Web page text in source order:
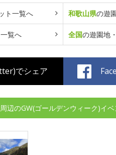
ト一覧へ 和歌山県の遊
覧へ 全国の遊園地
でシェア
辺のGW(ゴールデンウィーク)イ